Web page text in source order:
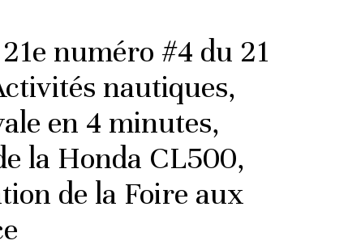
numéro #4 du 21
nautiques,
en 4 minutes,
la Honda CL500,
de la Foire aux